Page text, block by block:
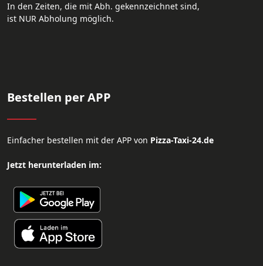
In den Zeiten, die mit Abh. gekennzeichnet sind,
ist NUR Abholung möglich.
Bestellen per APP
Einfacher bestellen mit der APP von Pizza-Taxi-24.de
Jetzt herunterladen im: